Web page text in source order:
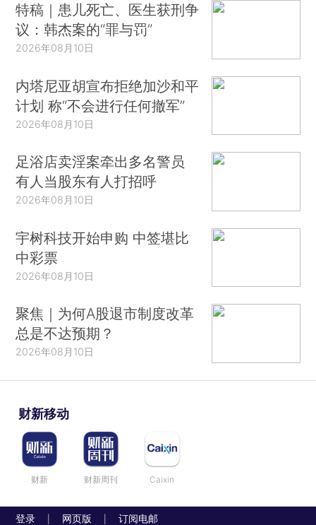
特稿｜患儿死亡、医生获刑争
议：韩杰案的“罪与罚”
2026年08月10日
内塔尼亚胡宣布拒绝加沙和平
计划 称“不会进行任何撤军”
2026年08月10日
足浴店卖淫案牵出多名警员
有人当股东有人打招呼
2026年08月10日
宇树科技开始申购 中签堪比
中彩票
2026年08月10日
聚焦｜为何A股退市制度改革
总是不达预期？
2026年08月10日
财新移动
财新 财新周刊 Caixin
登录 网页版 订阅电邮